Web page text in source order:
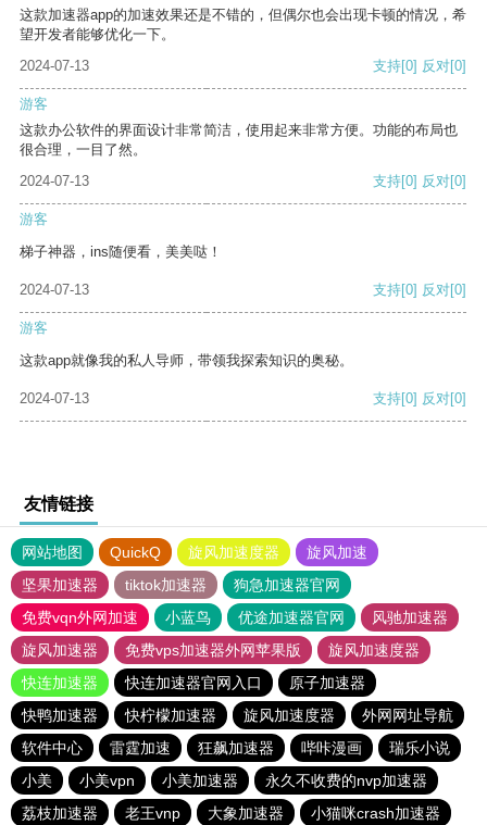
这款加速器app的加速效果还是不错的，但偶尔也会出现卡顿的情况，希
望开发者能够优化一下。
2024-07-13
支持[0] 反对[0]
游客
这款办公软件的界面设计非常简洁，使用起来非常方便。功能的布局也
很合理，一目了然。
2024-07-13
支持[0] 反对[0]
游客
梯子神器，ins随便看，美美哒！
2024-07-13 支持[0] 反对[0]
游客
这款app就像我的私人导师，带领我探索知识的奥秘。
2024-07-13 支持[0] 反对[0]
友情链接
网站地图 QuickQ 旋风加速度器
旋风加速
坚果加速器
tiktok加速器
狗急加速器官网
免费vqn外网加速
小蓝鸟 优途加速器官网
风驰加速器
旋风加速器
免费vps加速器外网苹果版
旋风加速度器
快连加速器
快连加速器官网入口
原子加速器
快鸭加速器
快柠檬加速器 旋风加速度器
外网网址导航
软件中心
雷霆加速 狂飙加速器 哔咔漫画
瑞乐小说
小美
小美vpn 小美加速器
永久不收费的nvp加速器
荔枝加速器
老王vnp 大象加速器 小猫咪crash加速器